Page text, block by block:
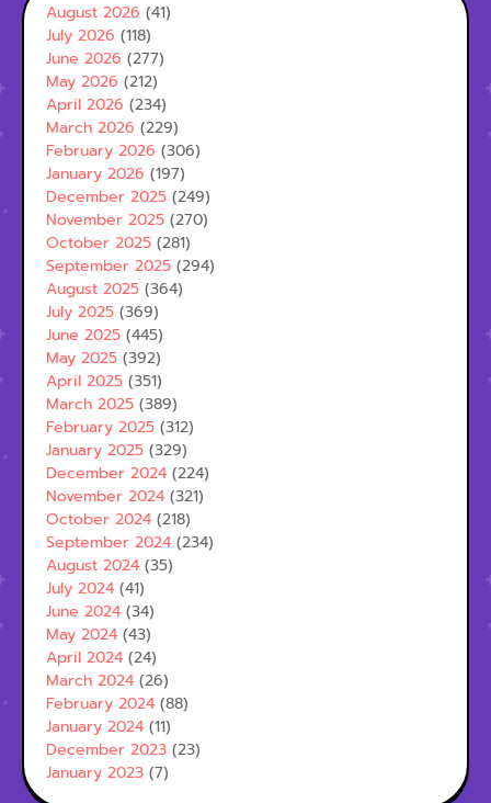
August 2026 (41)
July 2026 (118)
June 2026 (277)
May 2026 (212)
April 2026 (234)
March 2026 (229)
February 2026 (306)
January 2026 (197)
December 2025 (249)
November 2025 (270)
October 2025 (281)
September 2025 (294)
August 2025 (364)
July 2025 (369)
June 2025 (445)
May 2025 (392)
April 2025 (351)
March 2025 (389)
February 2025 (312)
January 2025 (329)
December 2024 (224)
November 2024 (321)
October 2024 (218)
September 2024 (234)
August 2024 (35)
July 2024 (41)
June 2024 (34)
May 2024 (43)
April 2024 (24)
March 2024 (26)
February 2024 (88)
January 2024 (11)
December 2023 (23)
January 2023 (7)